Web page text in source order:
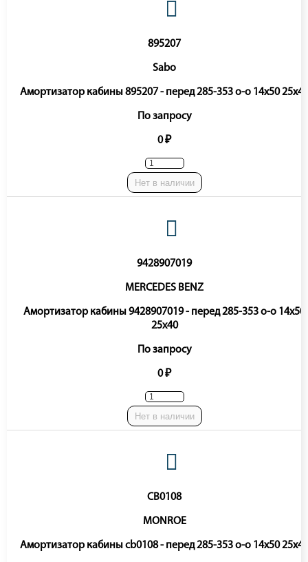
895207
Sabo
Амортизатор кабины 895207 - перед 285-353 o-o 14x50 25x40
По запросу
0 ₽
Нет в наличии
9428907019
MERCEDES BENZ
Амортизатор кабины 9428907019 - перед 285-353 o-o 14x50
25x40
По запросу
0 ₽
Нет в наличии
CB0108
MONROE
Амортизатор кабины cb0108 - перед 285-353 o-o 14x50 25x40